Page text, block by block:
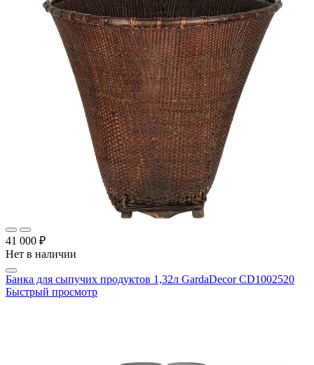
41 000 ₽
Нет в наличии
Банка для сыпучих продуктов 1,32л GardaDecor CD1002520
Быстрый просмотр